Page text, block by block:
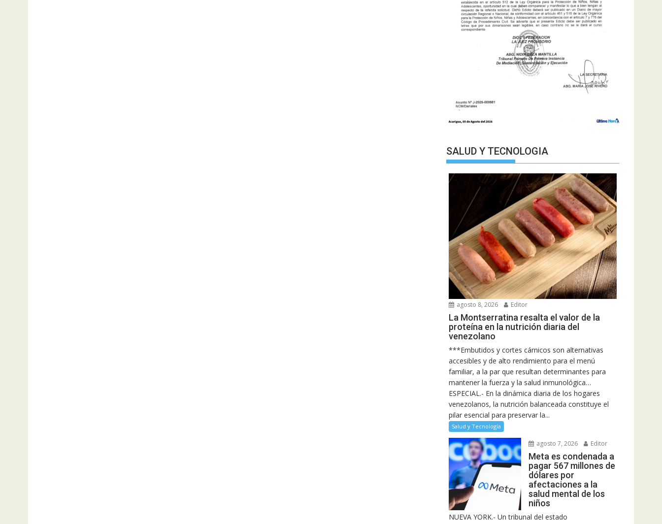
SALUD Y TECNOLOGIA
agosto 8, 2026 Editor
La Montserratina resalta el valor de la
proteína en la nutrición diaria del
venezolano
***Embutidos y cortes cárnicos son alternativas
accesibles y de alto rendimiento para el menú
familiar, a la par que resultan determinantes para
mantener la fuerza y la salud inmunológica…
ESPECIAL.- En la dinámica diaria de los hogares
venezolanos, la nutrición balanceada constituye el
pilar esencial para preservar la...
Salud y Tecnología
agosto 7, 2026 Editor
Meta es condenada a
pagar 567 millones de
dólares por
afectaciones a la
salud mental de los
niños
NUEVA YORK.- Un tribunal del estado